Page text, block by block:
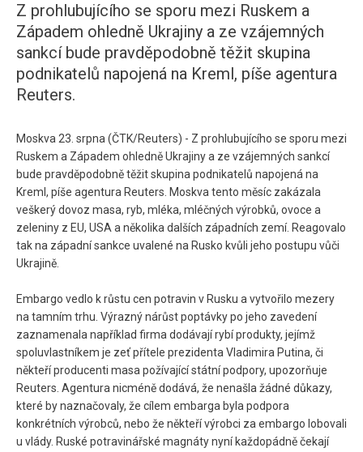
Z prohlubujícího se sporu mezi Ruskem a
Západem ohledně Ukrajiny a ze vzájemných
sankcí bude pravděpodobně těžit skupina
podnikatelů napojená na Kreml, píše agentura
Reuters.
Moskva 23. srpna (ČTK/Reuters) - Z prohlubujícího se sporu mezi
Ruskem a Západem ohledně Ukrajiny a ze vzájemných sankcí
bude pravděpodobně těžit skupina podnikatelů napojená na
Kreml, píše agentura Reuters. Moskva tento měsíc zakázala
veškerý dovoz masa, ryb, mléka, mléčných výrobků, ovoce a
zeleniny z EU, USA a několika dalších západních zemí. Reagovalo
tak na západní sankce uvalené na Rusko kvůli jeho postupu vůči
Ukrajině.
Embargo vedlo k růstu cen potravin v Rusku a vytvořilo mezery
na tamním trhu. Výrazný nárůst poptávky po jeho zavedení
zaznamenala například firma dodávají rybí produkty, jejímž
spoluvlastníkem je zeť přítele prezidenta Vladimira Putina, či
někteří producenti masa požívající státní podpory, upozorňuje
Reuters. Agentura nicméně dodává, že nenašla žádné důkazy,
které by naznačovaly, že cílem embarga byla podpora
konkrétních výrobců, nebo že někteří výrobci za embargo lobovali
u vlády. Ruské potravinářské magnáty nyní každopádně čekají